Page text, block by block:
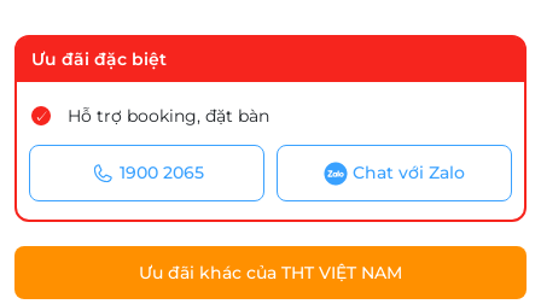
Ưu đãi đặc biệt
Hỗ trợ booking, đặt bàn
1900 2065 Chat với Zalo
Ưu đãi khác của THT VIỆT NAM